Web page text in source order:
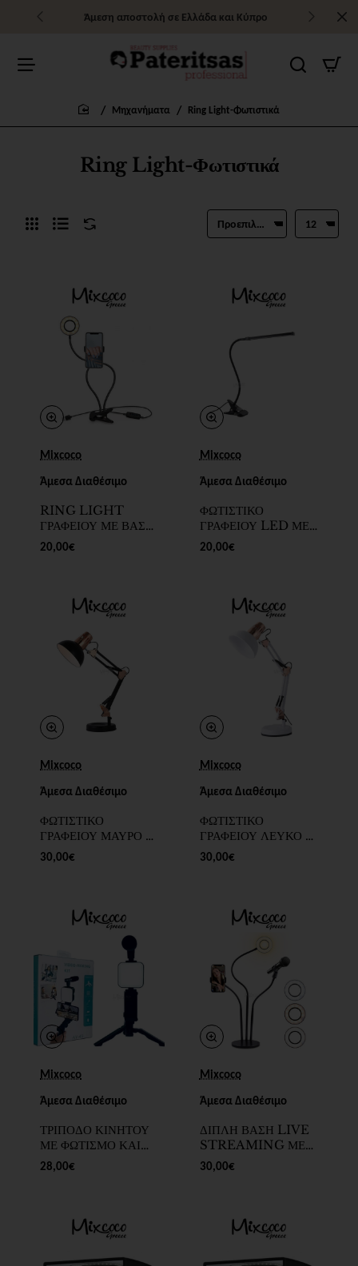
Άμεση αποστολή σε Ελλάδα και Κύπρο
Ring Light-Φωτιστικά
Μηχανήματα Ring Light-Φωτιστικά
Mixcoco
Άμεσα Διαθέσιμο
RING LIGHT
ΓΡΑΦΕΙΟΥ ΜΕ ΒΑΣΗ
ΚΙΝΗΤΟΥ ΚΑΙ
ΕΥΚΑΜΠΤΟ
20,00€
Mixcoco
Άμεσα Διαθέσιμο
ΦΩΤΙΣΤΙΚΟ
ΓΡΑΦΕΙΟΥ LED ΜΕ
ΚΛΙΠ ΜΑΥΡΟ - SKU
200099-10
20,00€
Mixcoco
Άμεσα Διαθέσιμο
ΦΩΤΙΣΤΙΚΟ
ΓΡΑΦΕΙΟΥ ΜΑΥΡΟ –
ΧΡΥΣΟ - SKU
200099-4
30,00€
Mixcoco
Άμεσα Διαθέσιμο
ΦΩΤΙΣΤΙΚΟ
ΓΡΑΦΕΙΟΥ ΛΕΥΚΟ –
ΧΡΥΣΟ - SKU
200099-5
30,00€
Mixcoco
Άμεσα Διαθέσιμο
ΤΡΙΠΟΔΟ ΚΙΝΗΤΟΥ
ΜΕ ΦΩΤΙΣΜΟ ΚΑΙ
ΜΙΚΡΟΦΩΝΟ - SKU
205504-16
28,00€
Mixcoco
Άμεσα Διαθέσιμο
ΔΙΠΛΗ ΒΑΣΗ LIVE
STREAMING ΜΕ
RING LIGHT 9CM
- SKU 205504-14
30,00€